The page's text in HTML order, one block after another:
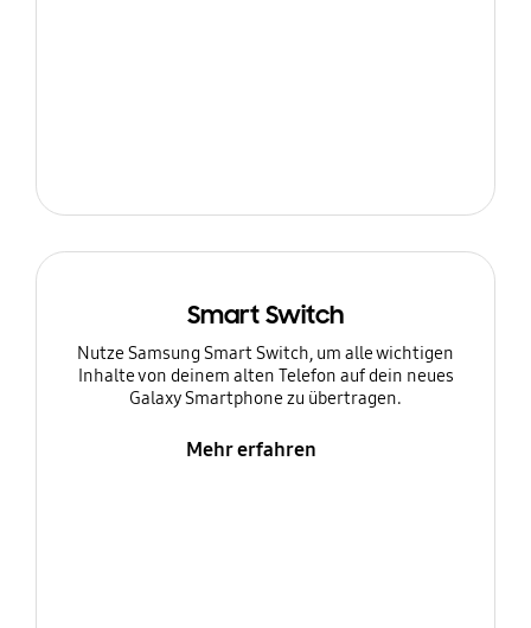
Smart Switch
Nutze Samsung Smart Switch, um alle wichtigen
Inhalte von deinem alten Telefon auf dein neues
Galaxy Smartphone zu übertragen.
Mehr erfahren